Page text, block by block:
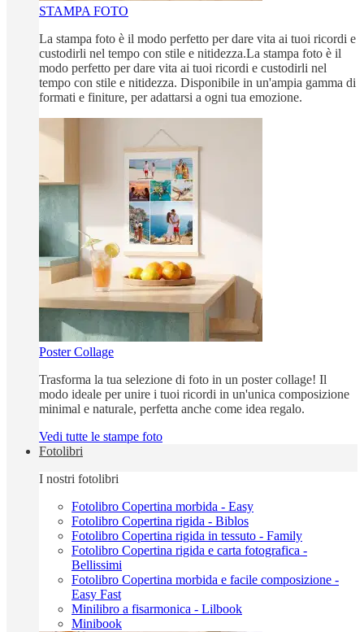
STAMPA FOTO
La stampa foto è il modo perfetto per dare vita ai tuoi ricordi e
custodirli nel tempo con stile e nitidezza.La stampa foto è il
modo perfetto per dare vita ai tuoi ricordi e custodirli nel
tempo con stile e nitidezza. Disponibile in un'ampia gamma di
formati e finiture, per adattarsi a ogni tua emozione.
Poster Collage
Trasforma la tua selezione di foto in un poster collage! Il
modo ideale per unire i tuoi ricordi in un'unica composizione
minimal e naturale, perfetta anche come idea regalo.
Vedi tutte le stampe foto
Fotolibri
I nostri fotolibri
Fotolibro Copertina morbida - Easy
Fotolibro Copertina rigida - Biblos
Fotolibro Copertina rigida in tessuto - Family
Fotolibro Copertina rigida e carta fotografica -
Bellissimi
Fotolibro Copertina morbida e facile composizione -
Easy Fast
Minilibro a fisarmonica - Lilbook
Minibook